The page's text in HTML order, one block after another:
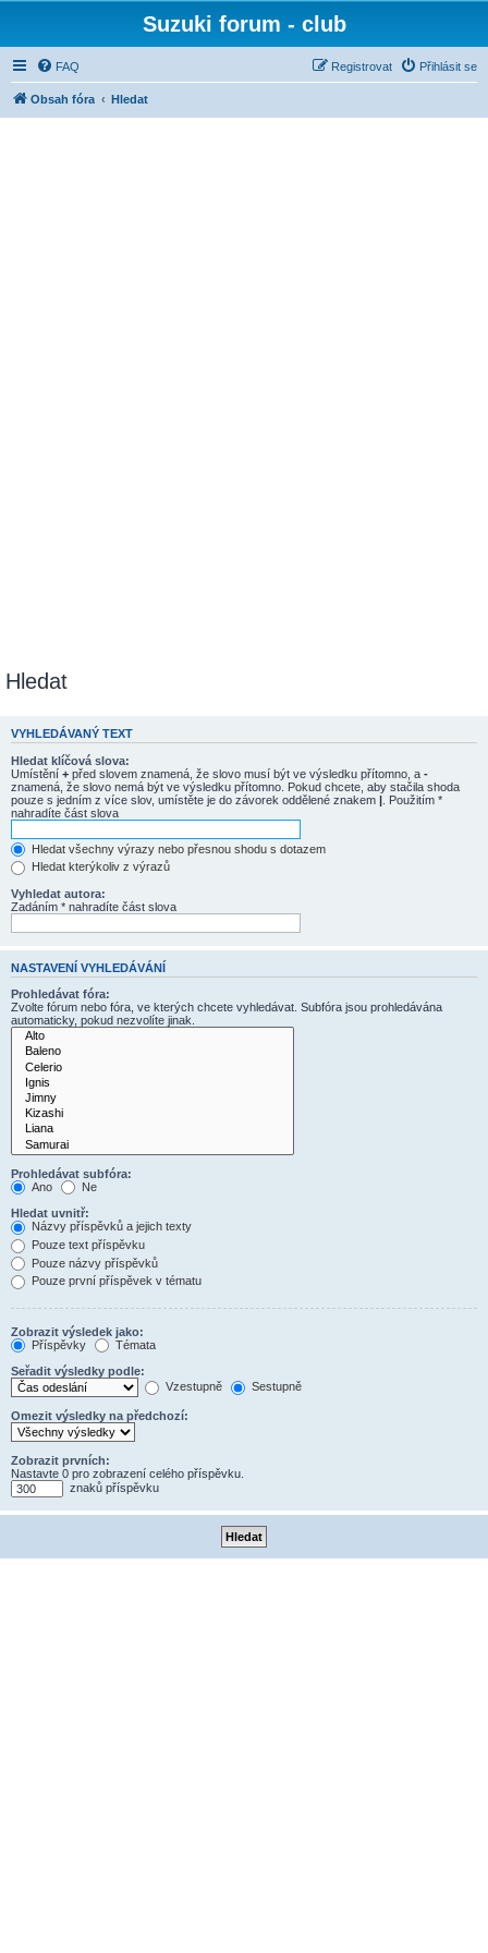
Suzuki forum - club
FAQ Přihlásit se
Registrovat
Obsah fóra Hledat
Hledat
VYHLEDÁVANÝ TEXT
Hledat klíčová slova:
Umístění + před slovem znamená, že slovo musí být ve výsledku přítomno, a -
znamená, že slovo nemá být ve výsledku přítomno. Pokud chcete, aby stačila shoda
pouze s jedním z více slov, umístěte je do závorek oddělené znakem | . Použitím *
nahradíte část slova
Hledat všechny výrazy nebo přesnou shodu s dotazem
Hledat kterýkoliv z výrazů
Vyhledat autora:
Zadáním * nahradíte část slova
NASTAVENÍ VYHLEDÁVÁNÍ
Prohledávat fóra:
Zvolte fórum nebo fóra, ve kterých chcete vyhledávat. Subfóra jsou prohledávána
automaticky, pokud nezvolíte jinak.
Prohledávat subfóra:
Ano
Ne
Hledat uvnitř:
Názvy příspěvků a jejich texty
Pouze text příspěvku
Pouze názvy příspěvků
Pouze první příspěvek v tématu
Zobrazit výsledek jako:
Příspěvky
Témata
Seřadit výsledky podle:
Vzestupně
Sestupně
Omezit výsledky na předchozí:
Zobrazit prvních:
Nastavte 0 pro zobrazení celého příspěvku.
znaků příspěvku